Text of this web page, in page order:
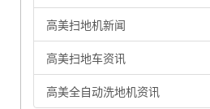
高美扫地机新闻
高美扫地车资讯
高美全自动洗地机资讯